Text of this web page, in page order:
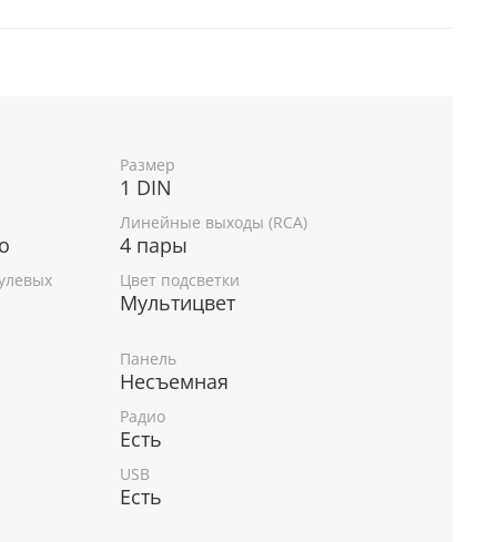
Размер
1 DIN
Линейные выходы (RCA)
4 пары
Цвет подсветки
Мультицвет
Панель
Несъемная
Радио
Есть
USB
Есть